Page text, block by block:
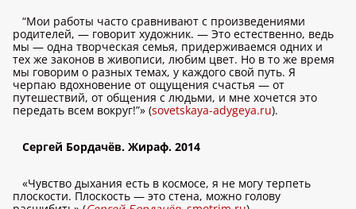
“Мои работы часто сравнивают с произведениями
родителей, — говорит художник. — Это естественно, ведь
мы — одна творческая семья, придерживаемся одних и
тех же законов в живописи, любим цвет. Но в то же время
мы говорим о разных темах, у каждого свой путь. Я
черпаю вдохновение от ощущения счастья — от
путешествий, от общения с людьми, и мне хочется это
передать всем вокруг!”» (sovetskaya-adygeya.ru).
Сергей Бордачёв. Жираф. 2014
«Чувство дыхания есть в космосе, я не могу терпеть
плоскости. Плоскость — это стена, можно голову